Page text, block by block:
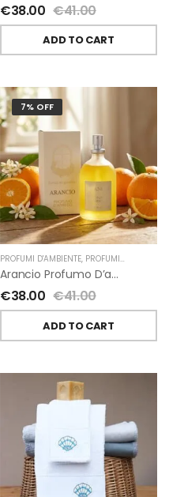
€38.00 €41.00
ADD TO CART
7% OFF
PROFUMI D'AMBIENTE, PROFUMI D'AMBIENTE FIORIRA' UN GIARDINO
Arancio Profumo D’ambiente Di Fiorirà Un Giardino
€38.00 €41.00
ADD TO CART